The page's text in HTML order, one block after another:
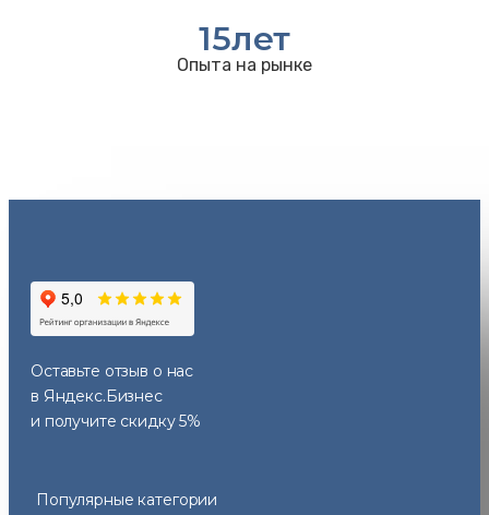
15лет
Опыта на рынке
Оставьте отзыв о нас
в Яндекс.Бизнес
и получите скидку 5%
Популярные категории